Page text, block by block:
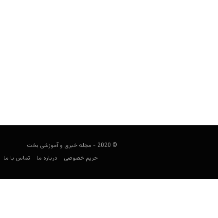
© 2020 - مجله خبری و آموزشی بخت
حریم خصوصی
درباره ما تماس با ما